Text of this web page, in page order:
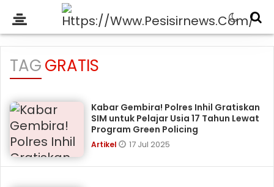
TAGGRATIS
Kabar Gembira! Polres Inhil Gratiskan
SIM untuk Pelajar Usia 17 Tahun Lewat
Program Green Policing
Artikel 17 Jul 2025